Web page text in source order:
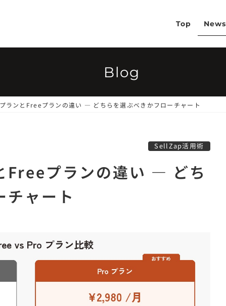
Top News
Blog
ランとFreeプランの違い — どちらを選ぶべきかフローチャート
SellZap活用術
プランの違い — どち
チャート